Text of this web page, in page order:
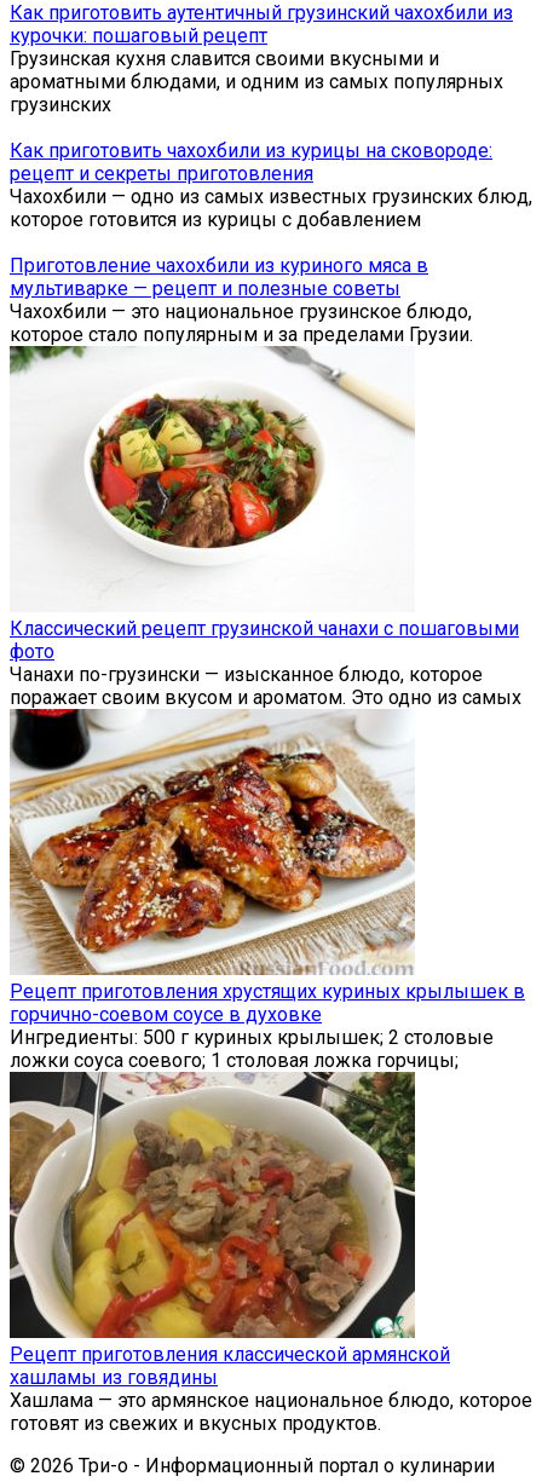
Как приготовить аутентичный грузинский чахохбили из
курочки: пошаговый рецепт
Грузинская кухня славится своими вкусными и
ароматными блюдами, и одним из самых популярных
грузинских
Как приготовить чахохбили из курицы на сковороде:
рецепт и секреты приготовления
Чахохбили — одно из самых известных грузинских блюд,
которое готовится из курицы с добавлением
Приготовление чахохбили из куриного мяса в
мультиварке — рецепт и полезные советы
Чахохбили — это национальное грузинское блюдо,
которое стало популярным и за пределами Грузии.
Классический рецепт грузинской чанахи с пошаговыми
фото
Чанахи по-грузински — изысканное блюдо, которое
поражает своим вкусом и ароматом. Это одно из самых
Рецепт приготовления хрустящих куриных крылышек в
горчично-соевом соусе в духовке
Ингредиенты: 500 г куриных крылышек; 2 столовые
ложки соуса соевого; 1 столовая ложка горчицы;
Рецепт приготовления классической армянской
хашламы из говядины
Хашлама — это армянское национальное блюдо, которое
готовят из свежих и вкусных продуктов.
© 2026 Три-о - Информационный портал о кулинарии